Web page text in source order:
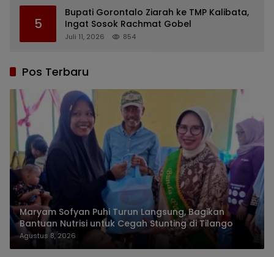
5
Bupati Gorontalo Ziarah ke TMP Kalibata,
Ingat Sosok Rachmat Gobel
Juli 11, 2026 854
Pos Terbaru
Maryam Sofyan Puhi Turun Langsung, Bagikan
Bantuan Nutrisi untuk Cegah Stunting di Tilango
Agustus 8, 2026